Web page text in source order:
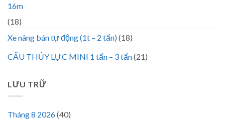
16m
(18)
Xe nâng bán tự động (1t – 2 tấn)(18)
CẨU THỦY LỰC MINI 1 tấn – 3 tấn(21)
LƯU TRỮ
Tháng 8 2026(40)